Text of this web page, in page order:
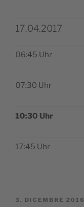
17.04.2017
06:45 Uhr
07:30 Uhr
10:30 Uhr
17:45 Uhr
PUBBLICATO
3. DICEMBRE 2016